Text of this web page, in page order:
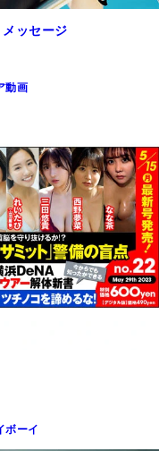
メッセージ
動画
ボーイ